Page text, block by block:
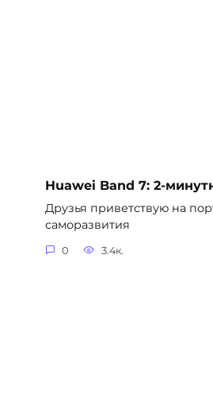
Huawei Band 7: 2-
Друзья приветствую на
саморазвития
0 3.4к.